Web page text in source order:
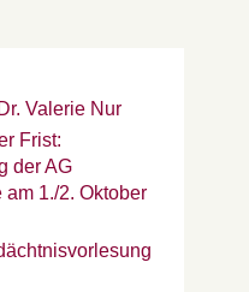
Valerie Nur
Frist:
der AG
1./2. Oktober